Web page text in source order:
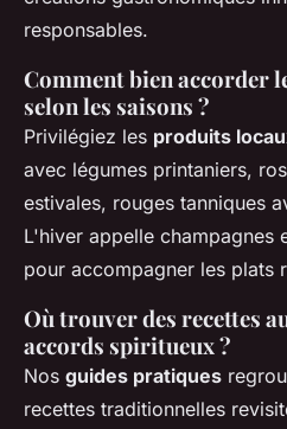
responsables.
Comment bien accorder
selon les saisons ?
Privilégiez les produits
avec légumes printaniers,
estivales, rouges tanniques
L'hiver appelle champagnes
pour accompagner les plats
Où trouver des recettes
accords spiritueux ?
Nos guides pratiques
recettes traditionnelles